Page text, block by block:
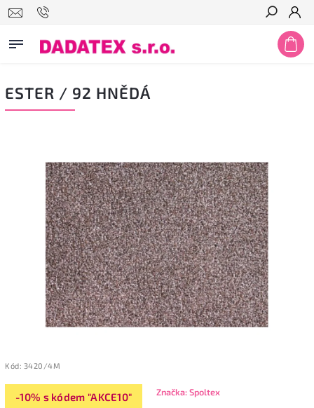
Hledat
ESTER / 92 HNĚDÁ
Kód: 3420/4M
-10% s kódem "AKCE10" Značka:Spoltex